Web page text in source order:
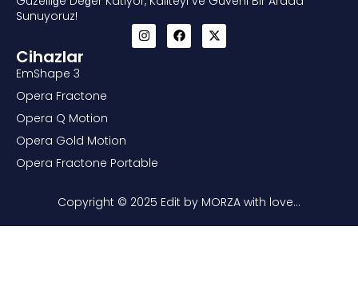
Sunuyoruz!
Cihazlar
EmShape 3
Opera Fractone
Opera Q Motion
Opera Gold Motion
Opera Fractone Portable
Copyright © 2025 Edit by MORZA with love…